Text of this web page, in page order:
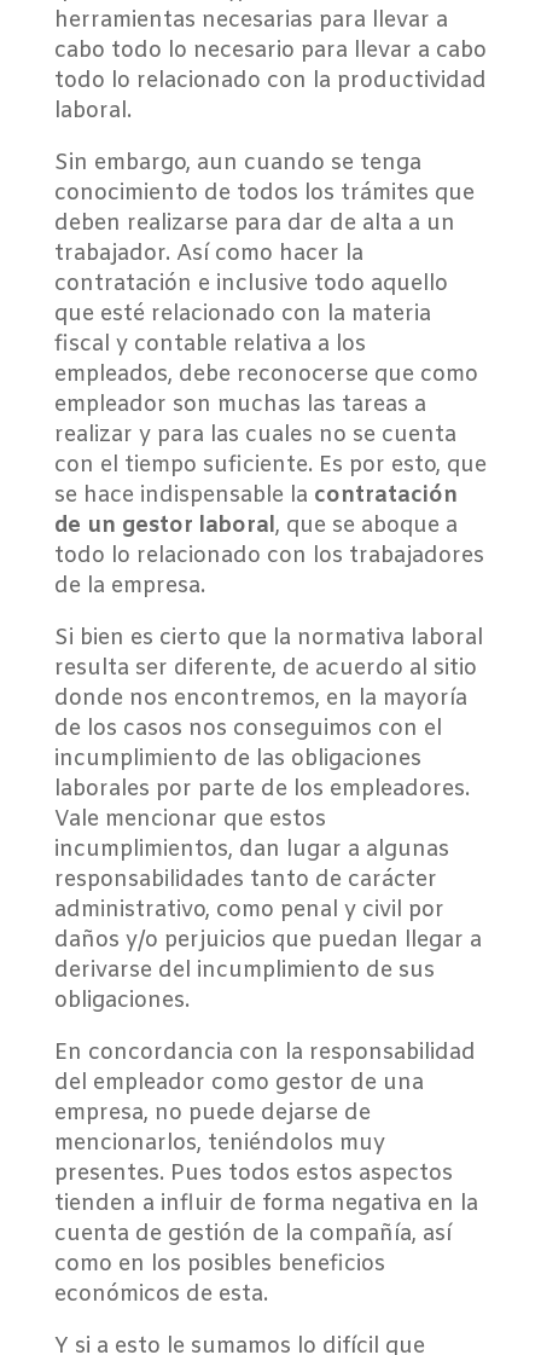
herramientas necesarias para llevar a
cabo todo lo necesario para llevar a cabo
todo lo relacionado con la productividad
laboral.
Sin embargo, aun cuando se tenga
conocimiento de todos los trámites que
deben realizarse para dar de alta a un
trabajador. Así como hacer la
contratación e inclusive todo aquello
que esté relacionado con la materia
fiscal y contable relativa a los
empleados, debe reconocerse que como
empleador son muchas las tareas a
realizar y para las cuales no se cuenta
con el tiempo suficiente. Es por esto, que
se hace indispensable la contratación
de un gestor laboral, que se aboque a
todo lo relacionado con los trabajadores
de la empresa.
Si bien es cierto que la normativa laboral
resulta ser diferente, de acuerdo al sitio
donde nos encontremos, en la mayoría
de los casos nos conseguimos con el
incumplimiento de las obligaciones
laborales por parte de los empleadores.
Vale mencionar que estos
incumplimientos, dan lugar a algunas
responsabilidades tanto de carácter
administrativo, como penal y civil por
daños y/o perjuicios que puedan llegar a
derivarse del incumplimiento de sus
obligaciones.
En concordancia con la responsabilidad
del empleador como gestor de una
empresa, no puede dejarse de
mencionarlos, teniéndolos muy
presentes. Pues todos estos aspectos
tienden a influir de forma negativa en la
cuenta de gestión de la compañía, así
como en los posibles beneficios
económicos de esta.
Y si a esto le sumamos lo difícil que